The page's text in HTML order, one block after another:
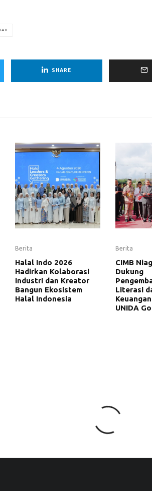
SHARE
Berita
Halal Indo 2026
Hadirkan Kolaborasi
Industri dan Kreator
Bangun Ekosistem
Halal Indonesia
Berita
CIMB
Dukung
Literasi
UNIDA